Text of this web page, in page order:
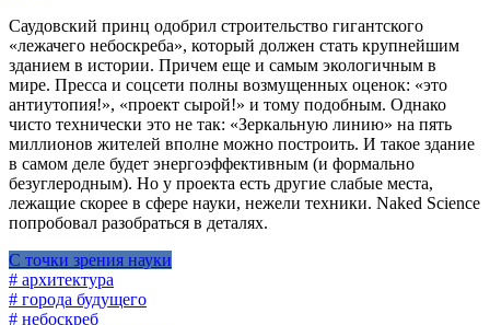
Саудовский принц одобрил строительство гигантского
«лежачего небоскреба», который должен стать крупнейшим
зданием в истории. Причем еще и самым экологичным в
мире. Пресса и соцсети полны возмущенных оценок: «это
антиутопия!», «проект сырой!» и тому подобным. Однако
чисто технически это не так: «Зеркальную линию» на пять
миллионов жителей вполне можно построить. И такое здание
в самом деле будет энергоэффективным (и формально
безуглеродным). Но у проекта есть другие слабые места,
лежащие скорее в сфере науки, нежели техники. Naked Science
попробовал разобраться в деталях.
С точки зрения науки
# архитектура
# города будущего
# небоскреб